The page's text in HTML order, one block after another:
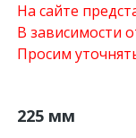
На сайте
В зависимости
Просим
225 мм